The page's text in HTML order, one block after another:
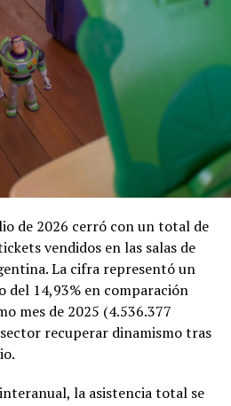
de 2026 cerró con un total de
vendidos en las salas de
La cifra representó un
del 14,93% en comparación
mes de 2025 (4.536.377
recuperar dinamismo tras
la asistencia total se